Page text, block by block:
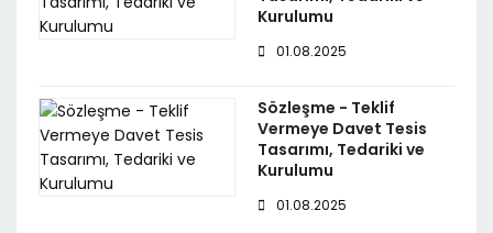
Kurulumu
01.08.2025
Sözleşme - Teklif
Vermeye Davet Tesis
Tasarımı, Tedariki ve
Kurulumu
01.08.2025